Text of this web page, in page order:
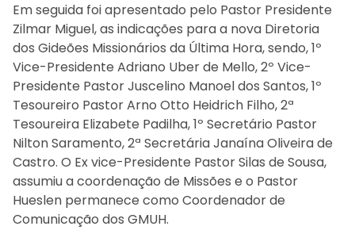
Em seguida foi apresentado pelo Pastor Presidente
Zilmar Miguel, as indicações para a nova Diretoria
dos Gideões Missionários da Última Hora, sendo, 1º
Vice-Presidente Adriano Uber de Mello, 2º Vice-
Presidente Pastor Juscelino Manoel dos Santos, 1º
Tesoureiro Pastor Arno Otto Heidrich Filho, 2ª
Tesoureira Elizabete Padilha, 1º Secretário Pastor
Nilton Saramento, 2ª Secretária Janaína Oliveira de
Castro. O Ex vice-Presidente Pastor Silas de Sousa,
assumiu a coordenação de Missões e o Pastor
Hueslen permanece como Coordenador de
Comunicação dos GMUH.